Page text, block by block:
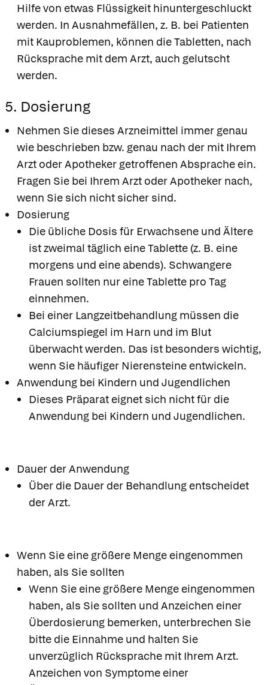
Hilfe von etwas Flüssigkeit hinuntergeschluckt
werden. In Ausnahmefällen, z. B. bei Patienten
mit Kauproblemen, können die Tabletten, nach
Rücksprache mit dem Arzt, auch gelutscht
werden.
5. Dosierung
Nehmen Sie dieses Arzneimittel immer genau
wie beschrieben bzw. genau nach der mit Ihrem
Arzt oder Apotheker getroffenen Absprache ein.
Fragen Sie bei Ihrem Arzt oder Apotheker nach,
wenn Sie sich nicht sicher sind.
Dosierung
Die übliche Dosis für Erwachsene und Ältere
ist zweimal täglich eine Tablette (z. B. eine
morgens und eine abends). Schwangere
Frauen sollten nur eine Tablette pro Tag
einnehmen.
Bei einer Langzeitbehandlung müssen die
Calciumspiegel im Harn und im Blut
überwacht werden. Das ist besonders wichtig,
wenn Sie häufiger Nierensteine entwickeln.
Anwendung bei Kindern und Jugendlichen
Dieses Präparat eignet sich nicht für die
Anwendung bei Kindern und Jugendlichen.
Dauer der Anwendung
Über die Dauer der Behandlung entscheidet
der Arzt.
Wenn Sie eine größere Menge eingenommen
haben, als Sie sollten
Wenn Sie eine größere Menge eingenommen
haben, als Sie sollten und Anzeichen einer
Überdosierung bemerken, unterbrechen Sie
bitte die Einnahme und halten Sie
unverzüglich Rücksprache mit Ihrem Arzt.
Anzeichen von Symptome einer